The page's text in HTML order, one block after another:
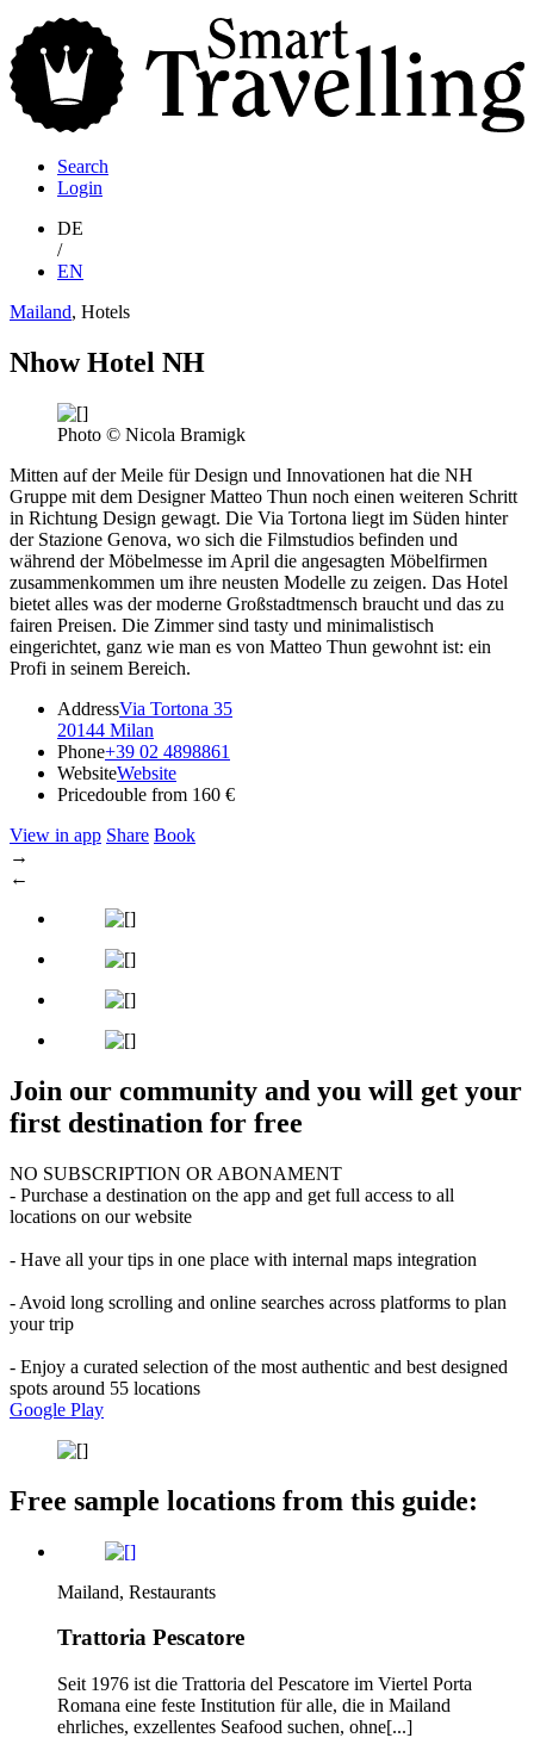
Search
Login
DE
/
EN
Mailand, Hotels
Nhow Hotel NH
Photo © Nicola Bramigk
Mitten auf der Meile für Design und Innovationen hat die NH
Gruppe mit dem Designer Matteo Thun noch einen weiteren Schritt
in Richtung Design gewagt. Die Via Tortona liegt im Süden hinter
der Stazione Genova, wo sich die Filmstudios befinden und
während der Möbelmesse im April die angesagten Möbelfirmen
zusammenkommen um ihre neusten Modelle zu zeigen. Das Hotel
bietet alles was der moderne Großstadtmensch braucht und das zu
fairen Preisen. Die Zimmer sind tasty und minimalistisch
eingerichtet, ganz wie man es von Matteo Thun gewohnt ist: ein
Profi in seinem Bereich.
AddressVia Tortona 35
20144 Milan
Phone+39 02 4898861
WebsiteWebsite
Pricedouble from 160 €
View in app Share Book
→
←
Join our community and you will get your
first destination for free
NO SUBSCRIPTION OR ABONAMENT
- Purchase a destination on the app and get full access to all
locations on our website
- Have all your tips in one place with internal maps integration
- Avoid long scrolling and online searches across platforms to plan
your trip
- Enjoy a curated selection of the most authentic and best designed
spots around 55 locations
Google Play
Free sample locations from this guide:
Mailand, Restaurants
Trattoria Pescatore
Seit 1976 ist die Trattoria del Pescatore im Viertel Porta
Romana eine feste Institution für alle, die in Mailand
ehrliches, exzellentes Seafood suchen, ohne[...]